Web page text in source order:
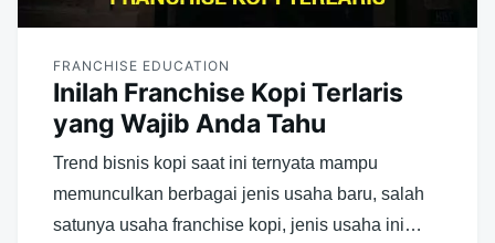
FRANCHISE EDUCATION
Inilah Franchise Kopi Terlaris
yang Wajib Anda Tahu
Trend bisnis kopi saat ini ternyata mampu
memunculkan berbagai jenis usaha baru, salah
satunya usaha franchise kopi, jenis usaha ini…